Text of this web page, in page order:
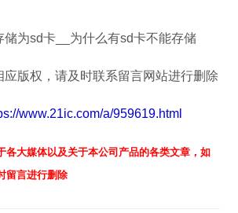
应版权，请及时联系留言网站进行删除
www.21ic.com/a/959619.html
各大媒体以及关于本公司产品的各类文章，如
留言进行删除